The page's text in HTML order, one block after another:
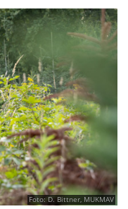
Foto: D. Bittner, MUKMAV